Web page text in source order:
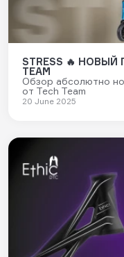
STRESS 🔥
TEAM
Обзор абсолютно
от Tech Team
20 June 2025